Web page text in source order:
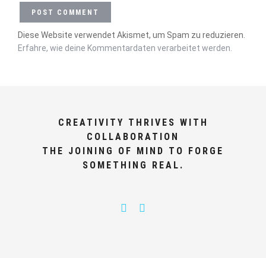
Diese Website verwendet Akismet, um Spam zu reduzieren.
Erfahre, wie deine Kommentardaten verarbeitet werden.
CREATIVITY THRIVES WITH
COLLABORATION
THE JOINING OF MIND TO FORGE
SOMETHING REAL.